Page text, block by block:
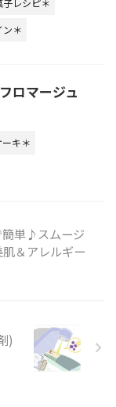
ン＊
ロマージュ
ーキ＊
簡単♪スムージ
＆アレルギー
)